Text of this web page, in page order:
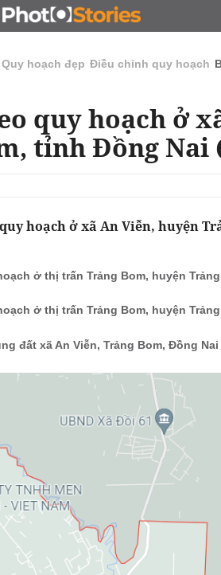
GIÁ - ĐẤU THẦU KINH DOANH
Quy hoạch đẹp Điều chỉnh quy hoạch
quy hoạch ở
tỉnh Đồng Nai
hoạch ở xã An Viễn, huyện
ở thị trấn Trảng Bom, huyện
ở thị trấn Trảng Bom, huyện
đất xã An Viễn, Trảng Bom, Đồng Nai